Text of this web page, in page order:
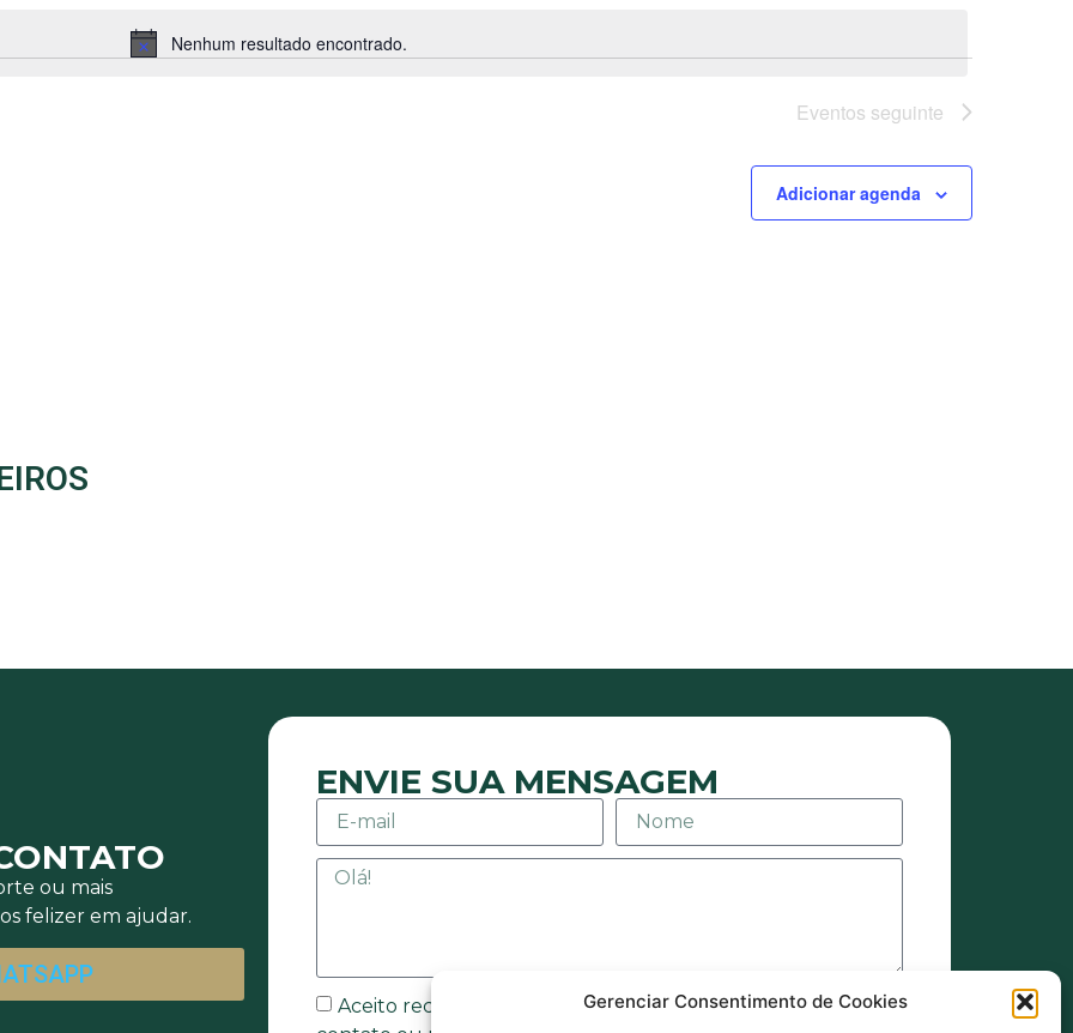
Gerenciar Consentimento de Cookies
Notice
Nenhum resultado encontrado.
Eventos seguinte
Adicionar agenda
ou mais
felizer em ajudar.
ENVIE SUA MENSAGEM
Aceito receber mensagens ou e-mails sejam eles de